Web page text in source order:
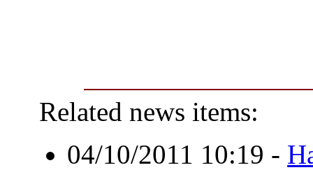
Related news items:
04/10/2011 10:19 -